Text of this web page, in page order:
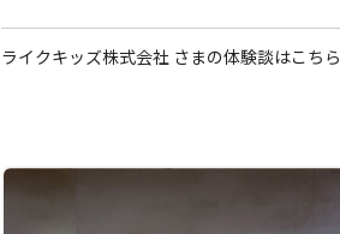
ライクキッズ株式会社 さまの体験談はこちら